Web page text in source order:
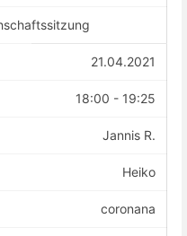
21.04.2021
18:00 - 19:25
Jannis R.
Heiko
coronana